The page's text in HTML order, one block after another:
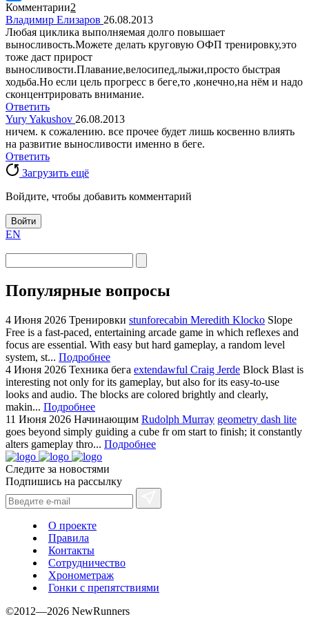
Комментарии2
Владимир Елизаров 26.08.2013
Любая циклика выполняемая долго повышает
выносливость.Можете делать круговую ОФП тренировку,это
тоже даст прирост
выносливости.Плавание,велосипед,лыжи,просто быстрая
ходьба.Но если цель прогресс в беге,то ,конечно,на нём и надо
сконцентрировать внимание.
Ответить
Yury Yakushov 26.08.2013
ничем. к сожалению. все прочее будет лишь косвенно влиять
на развитие выносливости именно в беге.
Ответить
Загрузить ещё
Войдите, чтобы добавить комментарий
Войти
EN
Популярные вопросы
4 Июня 2026 Тренировки stunforecabin Meredith Klocko Slope
Free is a fast-paced, entertaining arcade game in which reflexes and
focus are essential. With easy but hard gameplay, a random level
system, st... Подробнее
4 Июня 2026 Техника бега extendawful Craig Jerde Block Blast is
interesting not only for its gameplay, but also for its easy-to-use
looks and audio. The blocks are colored brightly and clearly,
makin... Подробнее
11 Июня 2026 Начинающим Rudolph Murray geometry dash lite
goes beyond simply guiding a cube fr om start to finish; it constantly
alters gameplay thro... Подробнее
Следите за новостями
Подпишись на рассылку
О проекте
Правила
Контакты
Сотрудничество
Хронометраж
Гонки с препятствиями
©2012—2026 NewRunners